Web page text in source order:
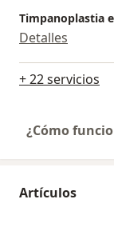
Timpanoplastia
Detalles
+ 22 servicios
¿Cómo
Artículos